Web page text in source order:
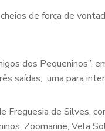
de força de
dos
saídas, uma para
Freguesia de
Zoomarine, Vela